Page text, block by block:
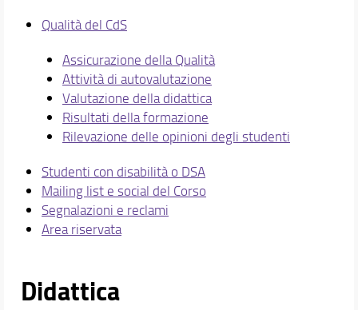
Qualità del CdS
Assicurazione della Qualità
Attività di autovalutazione
Valutazione della didattica
Risultati della formazione
Rilevazione delle opinioni degli studenti
Studenti con disabilità o DSA
Mailing list e social del Corso
Segnalazioni e reclami
Area riservata
Didattica